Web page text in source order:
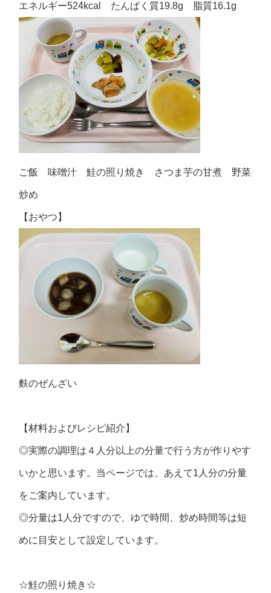
エネルギー524kcal たんぱく質19.8g 脂質16.1g
ご飯 味噌汁 鮭の照り焼き さつま芋の甘煮 野菜
炒め
【おやつ】
麩のぜんざい
【材料およびレシピ紹介】
◎実際の調理は４人分以上の分量で行う方が作りやす
いかと思います。当ページでは、あえて1人分の分量
をご案内しています。
◎分量は1人分ですので、ゆで時間、炒め時間等は短
めに目安として設定しています。
☆鮭の照り焼き☆